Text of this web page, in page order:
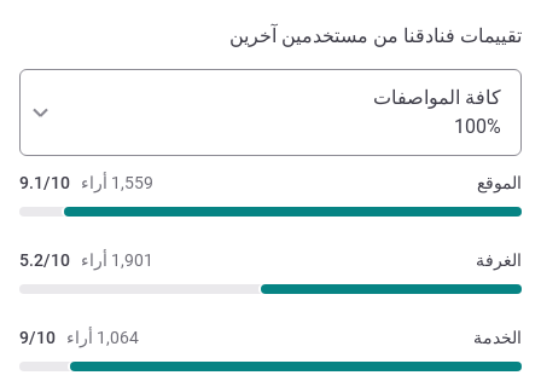
تقييمات فنادقنا من مستخدمين آخرين
كافة المواصفات
100%
1,559 أراء 9.1/10 الموقع
1,901 أراء 5.2/10 الغرفة
1,064 أراء 9/10 الخدمة